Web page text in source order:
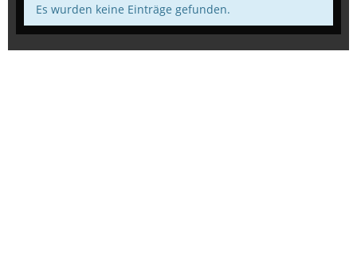
Es wurden keine Einträge gefunden.